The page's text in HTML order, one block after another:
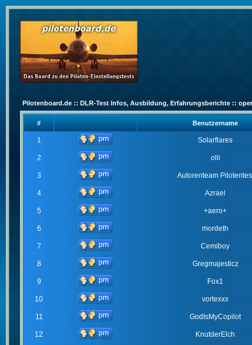
Pilotenboard.de :: DLR-Test Infos, Ausbildung, Erfahrungsberichte ::
# Benutzername
1 Solarflares
2 olli
3 Autorenteam
4 Azrael
5 +aero+
6 mordeth
7 Cemiboy
8 Gregmajesticz
9 Fox1
10 vortexxx
11 GodIsMyCopilot
12 KnutderElch